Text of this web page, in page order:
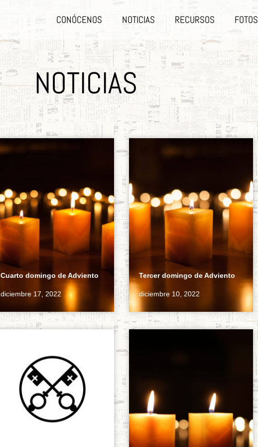
CONÓCENOS NOTICIAS RECURSOS FOTOS
NOTICIAS
Cuarto domingo de Adviento
diciembre 17, 2022
Tercer domingo de Adviento
diciembre 10, 2022